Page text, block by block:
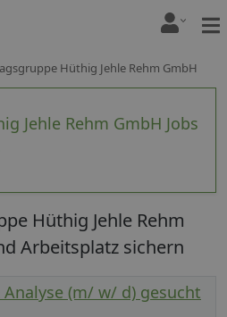
Hüthig Jehle Rehm GmbH
Jehle Rehm GmbH Jobs
Hüthig Jehle Rehm
Arbeitsplatz sichern
(m/ w/ d) gesucht